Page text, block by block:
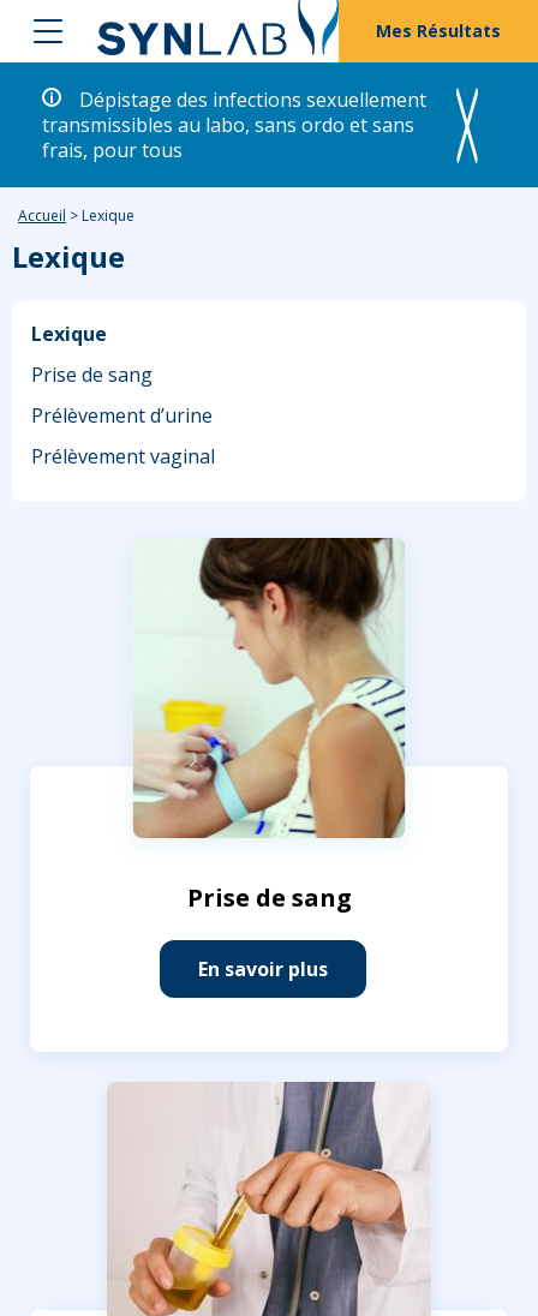
Mes Résultats
Dépistage des infections sexuellement
transmissibles au labo, sans ordo et sans
frais, pour tous
Accueil > Lexique
Lexique
Lexique
Prise de sang
Prélèvement d’urine
Prélèvement vaginal
Prise de sang
En savoir plus